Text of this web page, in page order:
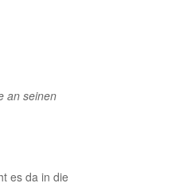
an seinen
es da in die